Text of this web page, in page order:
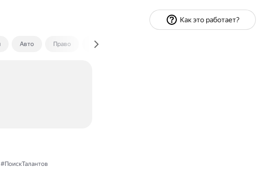
Авто Право Экономика и финансы
#ПоискТалантов
Как это работает?